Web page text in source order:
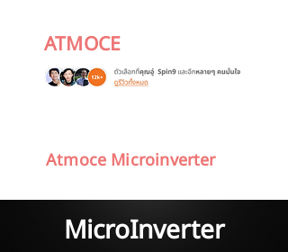
ATMOCE
Atmoce Microinverter
MicroInverter